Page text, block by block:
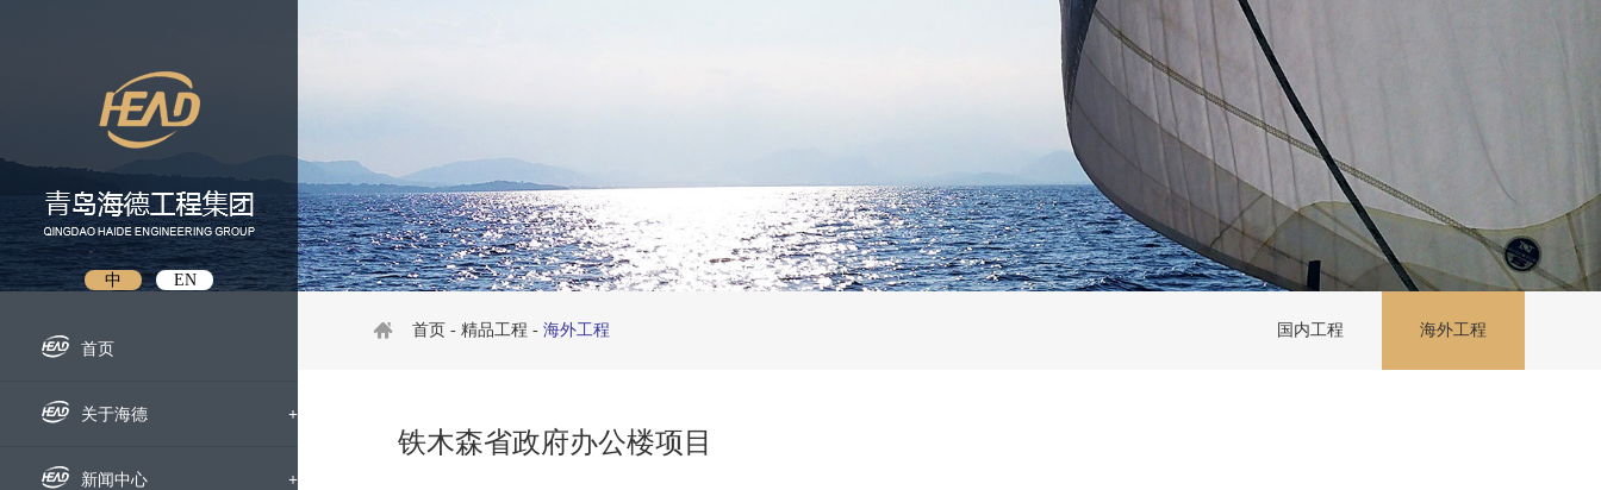
中 EN
首页
关于海德 +
企业概况
新闻中心 +
首页 - 精品工程 - 海外工程 国内工程 海外工程
铁木森省政府办公楼项目